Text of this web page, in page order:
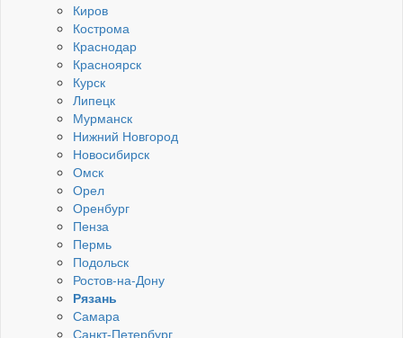
Киров
Кострома
Краснодар
Красноярск
Курск
Липецк
Мурманск
Нижний Новгород
Новосибирск
Омск
Орел
Оренбург
Пенза
Пермь
Подольск
Ростов-на-Дону
Рязань
Самара
Санкт-Петербург